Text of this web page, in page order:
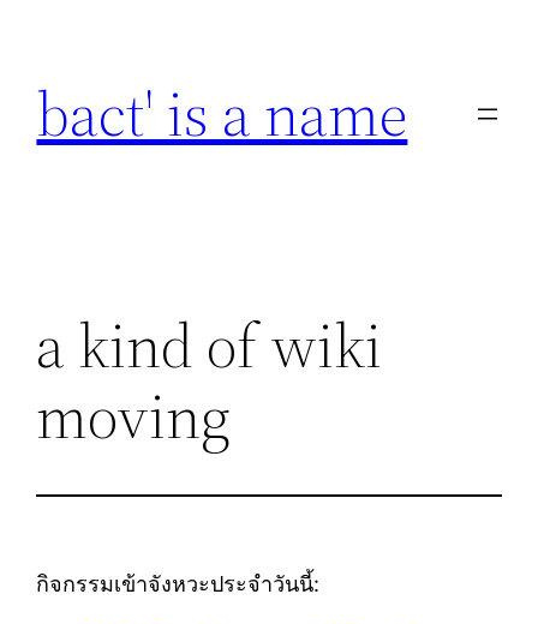
content
bact' is a name
a kind of wiki
moving
กิจกรรมเข้าจังหวะประจำวันนี้: